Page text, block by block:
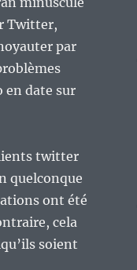
Twitter,
par
en date sur
twitter
quelconque
ont été
cela
soient